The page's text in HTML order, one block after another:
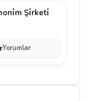
Şi̇rketi̇
Yorumlar